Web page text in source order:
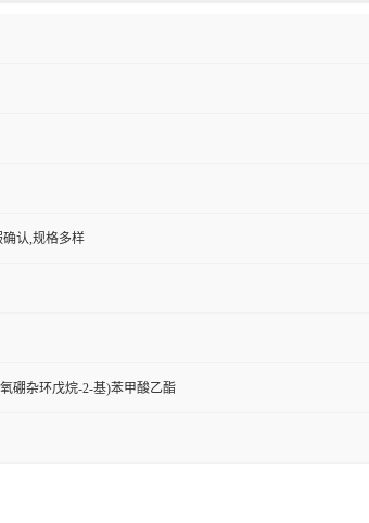
确认,规格多样
硼杂环戊烷-2-基)苯甲酸乙酯